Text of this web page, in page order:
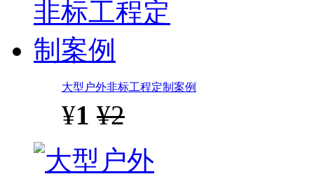
大型户外非标工程定制案例
¥1 ¥2